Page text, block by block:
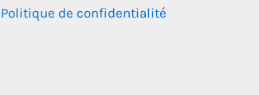
Politique de confidentialité